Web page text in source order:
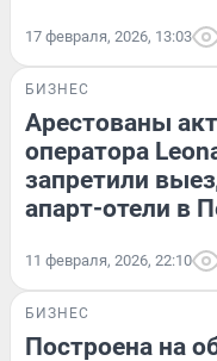
17 февраля, 2026, 13:03
БИЗНЕС
Арестованы
оператора
запретили
апарт-отели в
11 февраля, 2026, 22:10
БИЗНЕС
Построена на